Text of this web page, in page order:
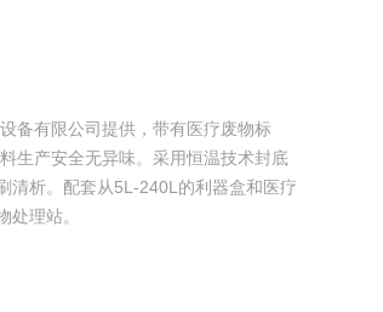
备有限公司提供，带有医疗废物标
生产安全无异味。采用恒温技术封底
清析。配套从5L-240L的利器盒和医疗
理站。